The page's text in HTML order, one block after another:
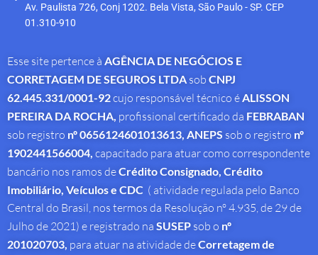
Av. Paulista 726, Conj 1202. Bela Vista, São Paulo - SP. CEP
01.310-910
Esse site pertence à AGÊNCIA DE NEGÓCIOS E
CORRETAGEM DE SEGUROS LTDA sob CNPJ
62.445.331/0001-92cujo responsável técnico é ALISSON
PEREIRA DA ROCHA profissional certificado da FEBRABAN
sob registro nº 0656124601013613, ANEPS sob o registro nº
1902441566004, capacitado para atuar como correspondente
bancário nos ramos deCrédito Consignado, Crédito
Imobiliário, Veículos e CDC ( atividade regulada pelo Banco
Central do Brasil, nos termos da Resolução nº 4.935, de 29 de
Julho de 2021) e registrado na SUSEP sob o nº
201020703, para atuar na atividade deCorretagem de